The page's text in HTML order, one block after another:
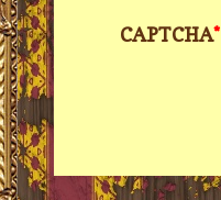
CAPTCHA*